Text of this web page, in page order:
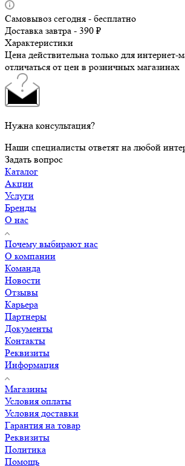
Самовывоз сегодня - бесплатно
Доставка завтра - 390 ₽
Характеристики
Цена действительна только для интернет-
отличаться от цен в розничных магазинах
Нужна консультация?
Наши специалисты ответят на любой
Задать вопрос
Каталог
Акции
Услуги
Бренды
О нас
Почему выбирают нас
О компании
Команда
Новости
Отзывы
Карьера
Партнеры
Документы
Контакты
Реквизиты
Информация
Магазины
Условия оплаты
Условия доставки
Гарантия на товар
Реквизиты
Политика
Помощь